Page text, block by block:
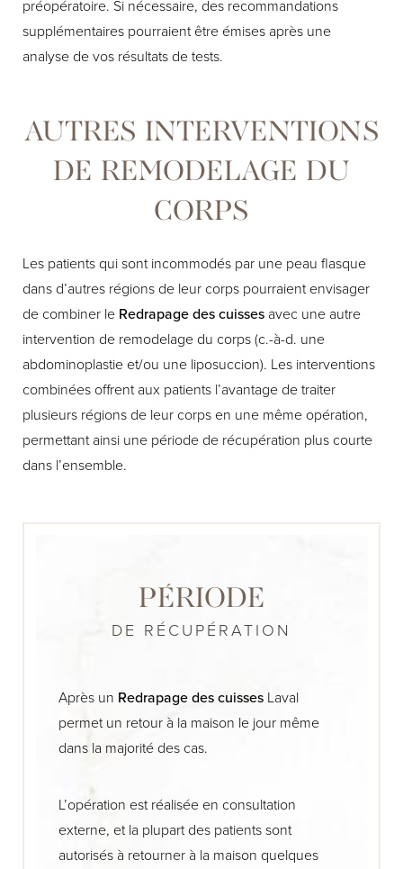
préopératoire. Si nécessaire, des recommandations
supplémentaires pourraient être émises après une
analyse de vos résultats de tests.
AUTRES INTERVENTIONS
DE REMODELAGE DU
CORPS
Les patients qui sont incommodés par une peau flasque
dans d’autres régions de leur corps pourraient envisager
de combiner le Redrapage des cuisses avec une autre
intervention de remodelage du corps (c.-à-d. une
abdominoplastie et/ou une liposuccion). Les interventions
combinées offrent aux patients l’avantage de traiter
plusieurs régions de leur corps en une même opération,
permettant ainsi une période de récupération plus courte
dans l’ensemble.
PÉRIODE
DE RÉCUPÉRATION
Après un Redrapage des cuissesLaval
permet un retour à la maison le jour même
dans la majorité des cas.
L’opération est réalisée en consultation
externe, et la plupart des patients sont
autorisés à retourner à la maison quelques